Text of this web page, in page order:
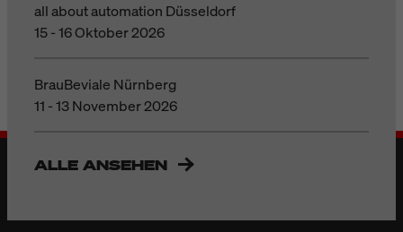
all about automation Düsseldorf
15 - 16 Oktober 2026
BrauBeviale Nürnberg
11 - 13 November 2026
ALLE ANSEHEN